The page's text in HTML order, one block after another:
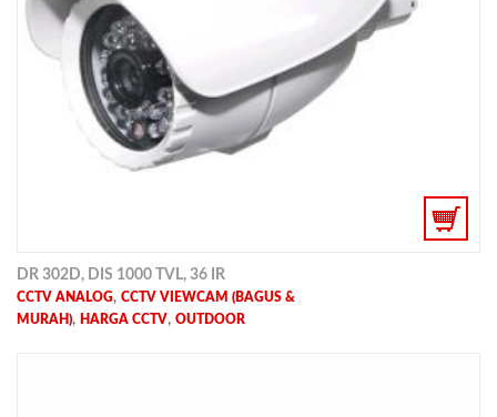
DR 302D, DIS 1000 TVL, 36 IR
CCTV ANALOG, CCTV VIEWCAM (BAGUS &
MURAH), HARGA CCTV, OUTDOOR